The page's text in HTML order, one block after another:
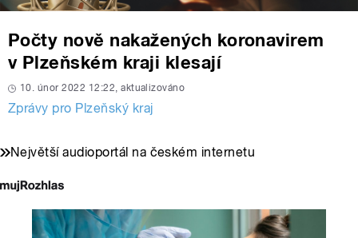
Počty nově nakažených koronavirem
v Plzeňském kraji klesají
10. únor 2022 12:22, aktualizováno
Zprávy pro Plzeňský kraj
Největší audioportál na českém internetu